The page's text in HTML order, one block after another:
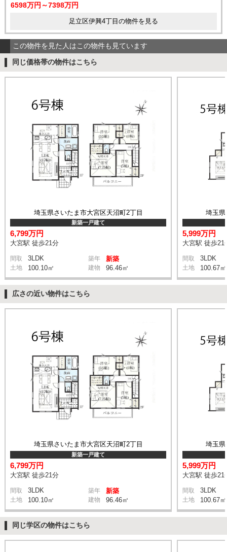
6598万円～7398万円
足立区伊興4丁目の物件を見る
この物件を見た人はこの物件も見ています
同じ価格帯の物件はこちら
埼玉県さいたま市大宮区天沼町2丁目
新築一戸建て
6,799万円
大宮駅 徒歩21分
間取 3LDK 築年 新築
土地 100.10㎡ 建物 96.46㎡
埼玉県
5,999万円
大宮駅 徒歩21
間取 3LDK
土地 100.67㎡
広さの近い物件はこちら
埼玉県さいたま市大宮区天沼町2丁目
新築一戸建て
6,799万円
大宮駅 徒歩21分
間取 3LDK 築年 新築
土地 100.10㎡ 建物 96.46㎡
埼玉県
5,999万円
大宮駅 徒歩21
間取 3LDK
土地 100.67㎡
同じ学区の物件はこちら